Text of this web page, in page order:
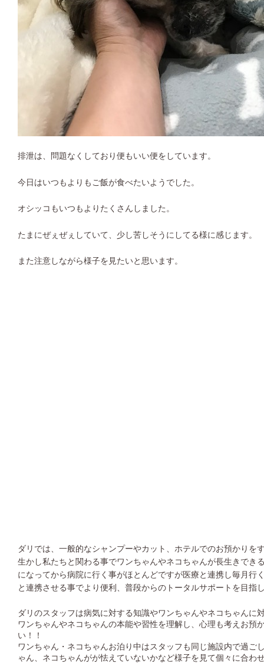
排泄は、問題なくしており便もいい便をしています。
今日はいつもよりもご飯が食べたいようでした。
オシッコもいつもよりたくさんしました。
たまにぜぇぜぇしていて、少し苦しそうにしてる様に感じます。
また注意しながら様子を見たいと思います。
ダリでは、一般的なシャンプーやカット、ホテルでのお預かりを
生かし私たちと関わる事でワンちゃんやネコちゃんが長生きで
になってから病院に行く事がほとんどですが医療と連携し毎月行
と連携させる事でより便利、普段からのトータルサポートを目指
ダリのスタッフは病気に対する知識やワンちゃんやネコちゃんに
ワンちゃんやネコちゃんの本能や習性を理解し、心理も考えお預
い！！
ワンちゃん・ネコちゃんお泊り中はスタッフも同じ施設内で過ご
ゃん、ネコちゃんがが怯えていないかなど様子を見て個々に合わ